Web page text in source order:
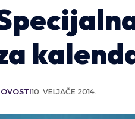
10. VELJAČE 2014.